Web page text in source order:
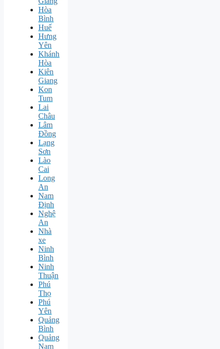
Hòa
Bình
Huế
Hưng
Yên
Khánh
Hòa
Kiên
Giang
Kon
Tum
Lai
Châu
Lâm
Đồng
Lạng
Sơn
Lào
Cai
Long
An
Nam
Định
Nghệ
An
Nhà
xe
Ninh
Bình
Ninh
Thuận
Phú
Thọ
Phú
Yên
Quảng
Bình
Quảng
Nam